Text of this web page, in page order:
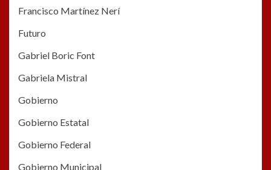
Francisco Martínez Nerí
Futuro
Gabriel Boric Font
Gabriela Mistral
Gobierno
Gobierno Estatal
Gobierno Federal
Gobierno Municipal